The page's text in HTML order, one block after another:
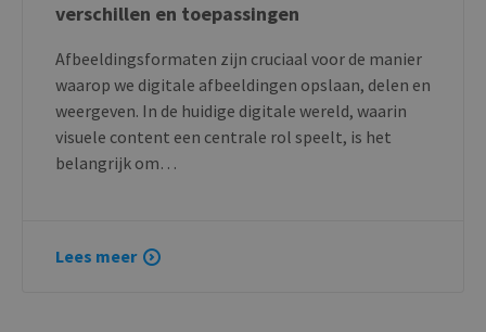
verschillen en toepassingen
Afbeeldingsformaten zijn cruciaal voor de manier
waarop we digitale afbeeldingen opslaan, delen en
weergeven. In de huidige digitale wereld, waarin
visuele content een centrale rol speelt, is het
belangrijk om…
Lees meer